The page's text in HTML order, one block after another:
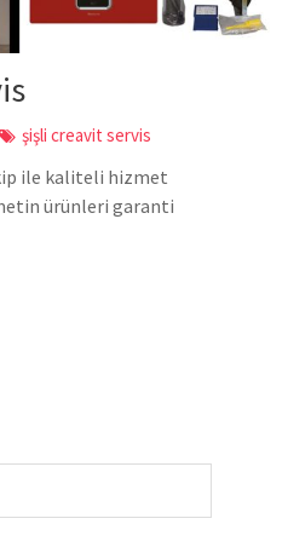
şişli creavit servis
ile kaliteli hizmet
ürünleri garanti